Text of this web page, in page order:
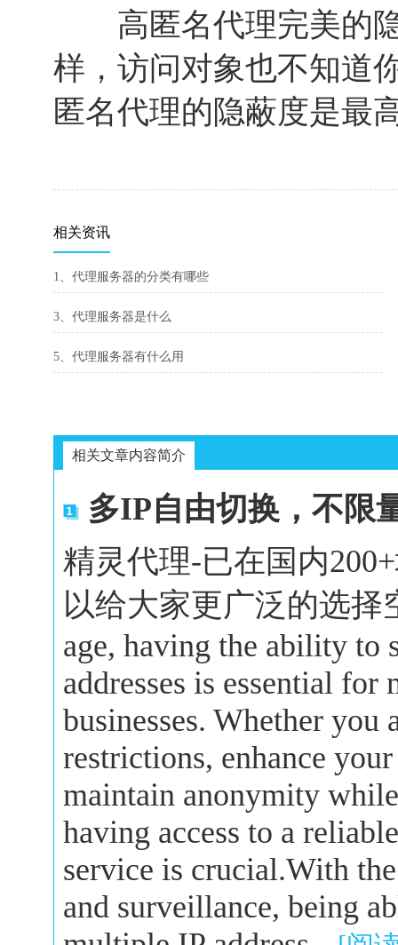
高匿名代理完美的隐
样，访问对象也不知道
匿名代理的隐蔽度是最
相关资讯
1、代理服务器的分类有哪些
3、代理服务器是什么
5、代理服务器有什么用
相关文章内容简介
多IP自由切换，不限
精灵代理-已在国内
以给大家更广泛的选择
age, having the ability to
addresses is essential
businesses. Whether you
restrictions, enhance
maintain anonymity
having access to a
service is crucial.With
and surveillance, being